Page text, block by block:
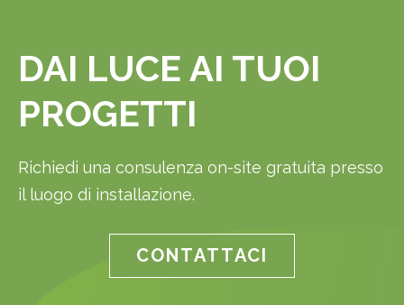
DAI LUCE AI TUOI
PROGETTI
Richiedi una consulenza on-site gratuita presso
il luogo di installazione.
CONTATTACI